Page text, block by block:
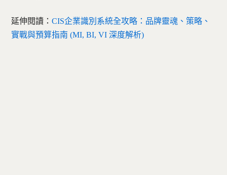
延伸閱讀：CIS企業識別系統全攻略：品牌靈魂、策略、
實戰與預算指南 (MI, BI, VI 深度解析)